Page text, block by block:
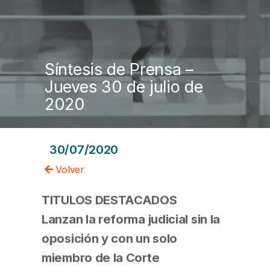
Síntesis de Prensa –
Jueves 30 de julio de
2020
30/07/2020
Volver
TITULOS DESTACADOS
Lanzan la reforma judicial sin la
oposición y con un solo
miembro de la Corte